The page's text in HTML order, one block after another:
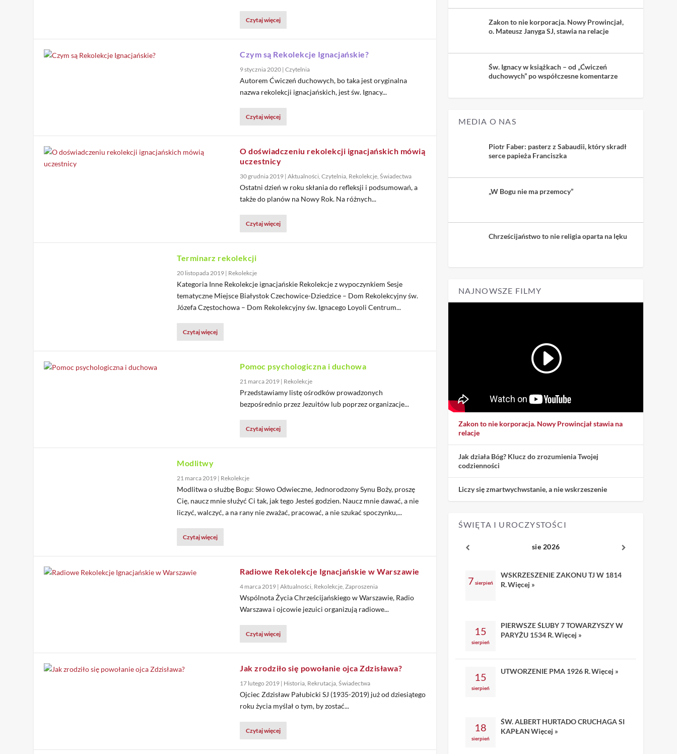
Czytaj więcej
Czym są Rekolekcje Ignacjańskie?
9 stycznia 2020 |Czytelnia
Autorem Ćwiczeń duchowych, bo taka jest oryginalna
nazwa rekolekcji ignacjańskich, jest św. Ignacy...
Czytaj więcej
O doświadczeniu rekolekcji ignacjańskich mówią
uczestnicy
30 grudnia 2019 |Aktualności ,Czytelnia Rekolekcje ,Świadectwa
Ostatni dzień w roku skłania do refleksji i podsumowań, a
także do planów na Nowy Rok. Na różnych...
Czytaj więcej
Terminarz rekolekcji
20 listopada 2019 | Rekolekcje
Kategoria Inne Rekolekcje ignacjańskie Rekolekcje z wypoczynkiem Sesje
tematyczne Miejsce Białystok Czechowice-Dziedzice – Dom Rekolekcyjny św.
Józefa Częstochowa – Dom Rekolekcyjny św. Ignacego Loyoli Centrum...
Czytaj więcej
Pomoc psychologiczna i duchowa
21 marca 2019 | Rekolekcje
Przedstawiamy listę ośrodków prowadzonych
bezpośrednio przez Jezuitów lub poprzez organizacje...
Czytaj więcej
Modlitwy
21 marca 2019 | Rekolekcje
Modlitwa o służbę Bogu: Słowo Odwieczne, Jednorodzony Synu Boży, proszę
Cię, naucz mnie służyć Ci tak, jak tego Jesteś godzien. Naucz mnie dawać, a nie
liczyć, walczyć, a na rany nie zważać, pracować, a nie szukać spoczynku,...
Czytaj więcej
Radiowe Rekolekcje Ignacjańskie w Warszawie
4 marca 2019 |Aktualności Rekolekcje ,Zaproszenia
Wspólnota Życia Chrześcijańskiego w Warszawie, Radio
Warszawa i ojcowie jezuici organizują radiowe...
Czytaj więcej
Jak zrodziło się powołanie ojca Zdzisława?
17 lutego 2019 | Historia Rekrutacja ,Świadectwa
Ojciec Zdzisław Pałubicki SJ (1935-2019) już od dziesiątego
roku życia myślał o tym, by zostać...
Czytaj więcej
Zakon to nie korporacja. Nowy Prowincjał,
o. Mateusz Janyga SJ, stawia na relacje
Św. Ignacy w książkach – od „Ćwiczeń
duchowych” po współczesne komentarze
MEDIA O NAS
Piotr Faber: pasterz z Sabaudii, który skradł
serce papieża Franciszka
„W Bogu nie ma przemocy”
Chrześcijaństwo to nie religia oparta na lęku
NAJNOWSZE FILMY
Zakon to nie korporacja. Nowy Prowincjał stawia na
relacje
Jak działa Bóg? Klucz do zrozumienia Twojej
codzienności
Liczy się zmartwychwstanie, a nie wskrzeszenie
ŚWIĘTA I UROCZYSTOŚCI
sie 2026
7 sierpień
WSKRZESZENIE ZAKONU TJ W 1814
R.Więcej »
15
sierpień
PIERWSZE ŚLUBY 7 TOWARZYSZY W
PARYŻU 1534 R.Więcej »
15
sierpień
UTWORZENIE PMA 1926 R.Więcej »
18
sierpień
ŚW. ALBERT HURTADO CRUCHAGA SI
KAPŁANWięcej »